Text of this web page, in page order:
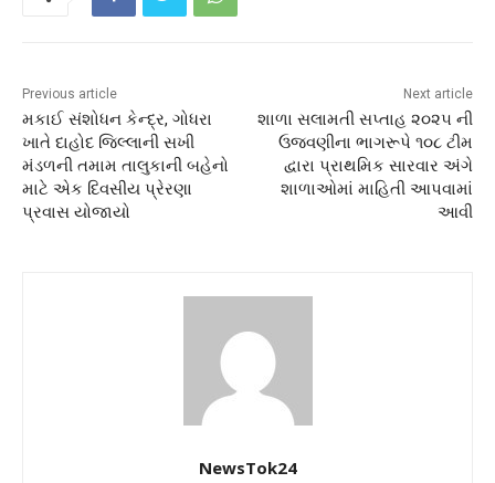
Previous article
મકાઈ સંશોધન કેન્દ્ર, ગોધરા
ખાતે દાહોદ જિલ્લાની સખી
મંડળની તમામ તાલુકાની બહેનો
માટે એક દિવસીય પ્રેરણા
પ્રવાસ યોજાયો
Next article
શાળા સલામતી સપ્તાહ ૨૦૨૫ ની
ઉજવણીના ભાગરૂપે ૧૦૮ ટીમ
દ્વારા પ્રાથમિક સારવાર અંગે
શાળાઓમાં માહિતી આપવામાં
આવી
NewsTok24